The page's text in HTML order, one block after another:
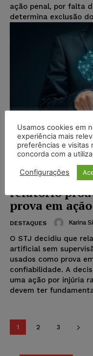
ação penal, por falta
determina exclusão
Quinta
relatório
prova em
DESTAQUES Karina
O STJ decidiu que
artificial sem
usados como prova
confiabilidade. A
uma ação por injúria
devem ter
1 2 3
Usamos cookies em
experiência mais
preferências e visitas
concorda com a
Configurações